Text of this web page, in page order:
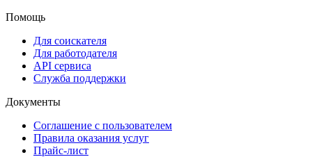
Помощь
Для соискателя
Для работодателя
API сервиса
Служба поддержки
Документы
Соглашение с пользователем
Правила оказания услуг
Прайс-лист